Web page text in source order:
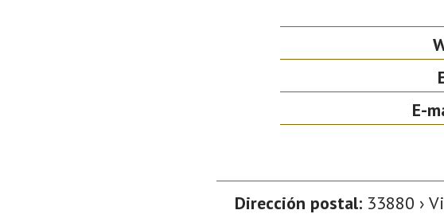
E-
Dirección postal: 33880 ›